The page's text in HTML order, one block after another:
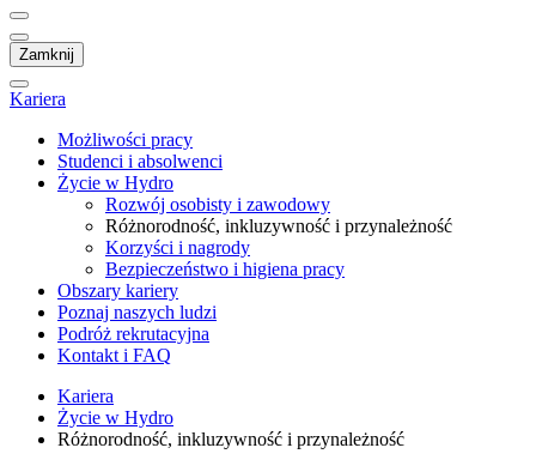
Zamknij
Kariera
Możliwości pracy
Studenci i absolwenci
Życie w Hydro
Rozwój osobisty i zawodowy
Różnorodność, inkluzywność i przynależność
Korzyści i nagrody
Bezpieczeństwo i higiena pracy
Obszary kariery
Poznaj naszych ludzi
Podróż rekrutacyjna
Kontakt i FAQ
Kariera
Życie w Hydro
Różnorodność, inkluzywność i przynależność